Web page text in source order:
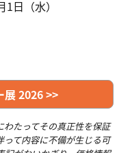
日（水）
展 2026 >>
たってその真正性を保証
って内容に不備が生じる可